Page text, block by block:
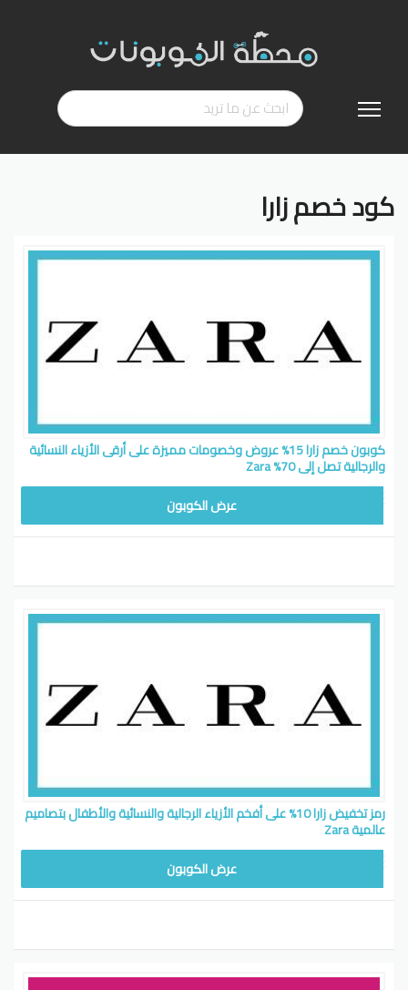
إلى
كود خصم زارا
كوبون خصم زارا 15% عروض وخصومات مميزة على أرقى الأزياء النسائية
والرجالية تصل إلى 70% Zara
عرض الكوبون
رمز تخفيض زارا 10% على أفخم الأزياء الرجالية والنسائية والأطفال بتصاميم
عالمية Zara
عرض الكوبون